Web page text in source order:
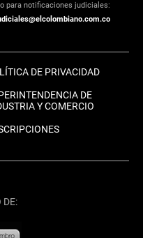
para notificaciones judiciales:
DE PRIVACIDAD
DE
Y COMERCIO
DE: